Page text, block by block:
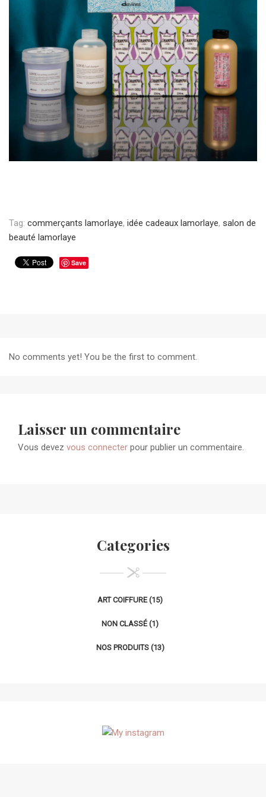
Tag: commerçants lamorlaye, idée cadeaux lamorlaye, salon de
beauté lamorlaye
Save
No comments yet! You be the first to comment.
Laisser un commentaire
Vous devez vous connecter pour publier un commentaire.
Categories
ART COIFFURE(15)
NON CLASSÉ(1)
NOS PRODUITS(13)